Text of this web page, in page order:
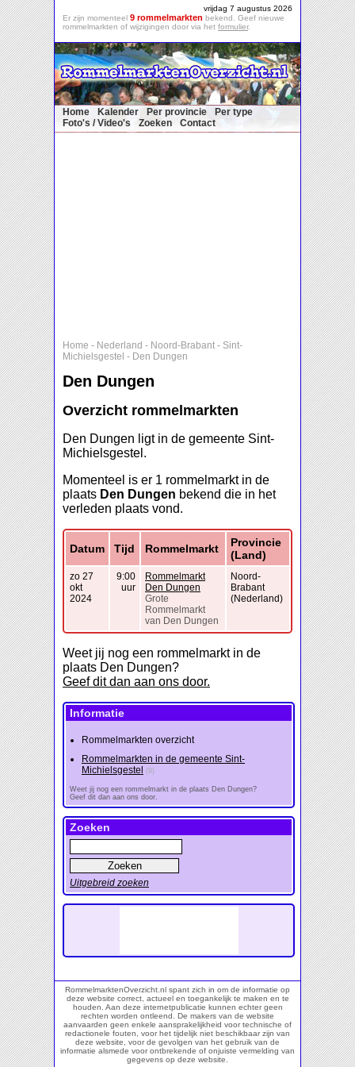
vrijdag 7 augustus 2026
Er zijn momenteel 9 rommelmarkten bekend. Geef nieuwe
rommelmarkten of wijzigingen door via het formulier.
Home Kalender Per provincie
Per type
Foto's / Video's
Zoeken Contact
Home - Nederland - Noord-Brabant - Sint-
Michielsgestel - Den Dungen
Den Dungen
Overzicht rommelmarkten
Den Dungen ligt in de gemeente Sint-
Michielsgestel.
Momenteel is er 1 rommelmarkt in de
plaats Den Dungen bekend die in het
verleden plaats vond.
Datum Tijd Rommelmarkt
Provincie
(Land)
zo 27
okt
2024
9:00
uur
Rommelmarkt
Den Dungen
Grote
Rommelmarkt
van Den Dungen
Noord-
Brabant
(Nederland)
Weet jij nog een rommelmarkt in de
plaats Den Dungen?
Geef dit dan aan ons door.
Informatie
Rommelmarkten overzicht
Rommelmarkten in de gemeente Sint-
Michielsgestel
(9)
Weet jij nog een rommelmarkt in de plaats Den Dungen?
Geef dit dan aan ons door.
Zoeken
Uitgebreid zoeken
RommelmarktenOverzicht.nl spant zich in om de informatie op
deze website correct, actueel en toegankelijk te maken en te
houden. Aan deze internetpublicatie kunnen echter geen
rechten worden ontleend. De makers van de website
aanvaarden geen enkele aansprakelijkheid voor technische of
redactionele fouten, voor het tijdelijk niet beschikbaar zijn van
deze website, voor de gevolgen van het gebruik van de
informatie alsmede voor ontbrekende of onjuiste vermelding van
gegevens op deze website.